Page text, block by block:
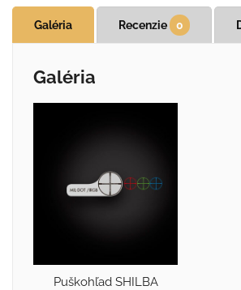
Galéria Recenzie 0
Galéria
Puškohľad SHILBA